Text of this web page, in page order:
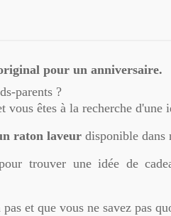
pour un anniversaire.
parents ?
êtes à la recherche
raton laveur disponible dans
trouver une idée de
et que vous ne savez pas